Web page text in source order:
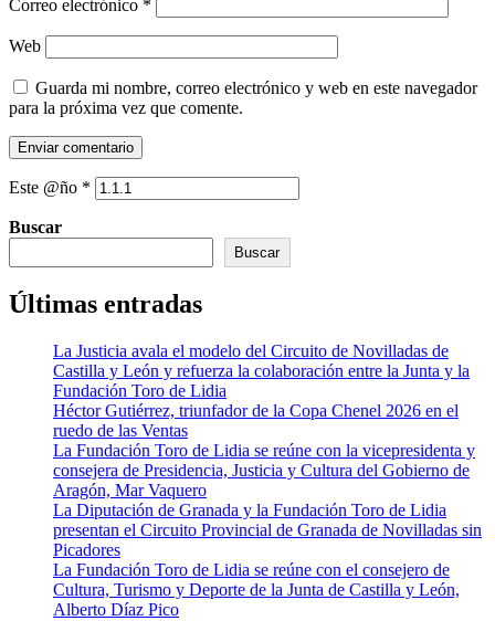
Correo electrónico *
Web
Guarda mi nombre, correo electrónico y web en este navegador
para la próxima vez que comente.
Este @ño *
Buscar
Buscar
Últimas entradas
La Justicia avala el modelo del Circuito de Novilladas de
Castilla y León y refuerza la colaboración entre la Junta y la
Fundación Toro de Lidia
Héctor Gutiérrez, triunfador de la Copa Chenel 2026 en el
ruedo de las Ventas
La Fundación Toro de Lidia se reúne con la vicepresidenta y
consejera de Presidencia, Justicia y Cultura del Gobierno de
Aragón, Mar Vaquero
La Diputación de Granada y la Fundación Toro de Lidia
presentan el Circuito Provincial de Granada de Novilladas sin
Picadores
La Fundación Toro de Lidia se reúne con el consejero de
Cultura, Turismo y Deporte de la Junta de Castilla y León,
Alberto Díaz Pico